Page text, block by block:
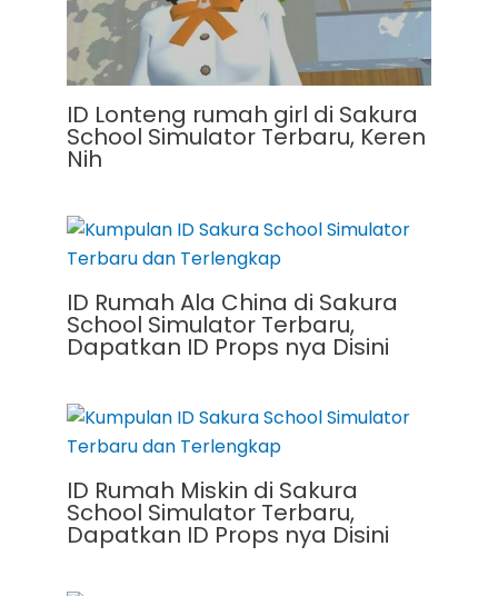
ID Lonteng rumah girl di Sakura
School Simulator Terbaru, Keren
Nih
ID Rumah Ala China di Sakura
School Simulator Terbaru,
Dapatkan ID Props nya Disini
ID Rumah Miskin di Sakura
School Simulator Terbaru,
Dapatkan ID Props nya Disini